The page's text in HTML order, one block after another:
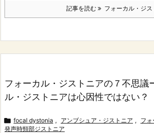
記事を読む フォーカル・ジス
フォーカル・ジストニアの７不思
ル・ジストニアは心因性ではない？
 focal dystonia , アンブシュア・ジストニア , フ
発声時頸部ジストニア